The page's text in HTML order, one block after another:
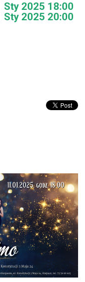
Sty 2025 18:00
Sty 2025 20:00